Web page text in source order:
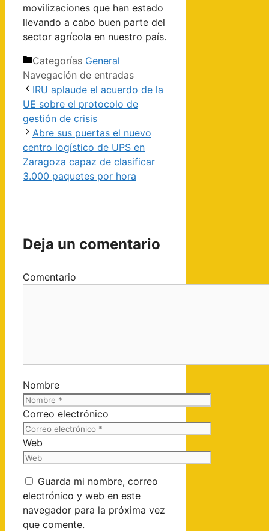
movilizaciones que han estado
llevando a cabo buen parte del
sector agrícola en nuestro país.
Categorías General
Navegación de entradas
IRU aplaude el acuerdo de la
UE sobre el protocolo de
gestión de crisis
Abre sus puertas el nuevo
centro logístico de UPS en
Zaragoza capaz de clasificar
3.000 paquetes por hora
Deja un comentario
Comentario
Nombre
Correo electrónico
Web
Guarda mi nombre, correo
electrónico y web en este
navegador para la próxima vez
que comente.